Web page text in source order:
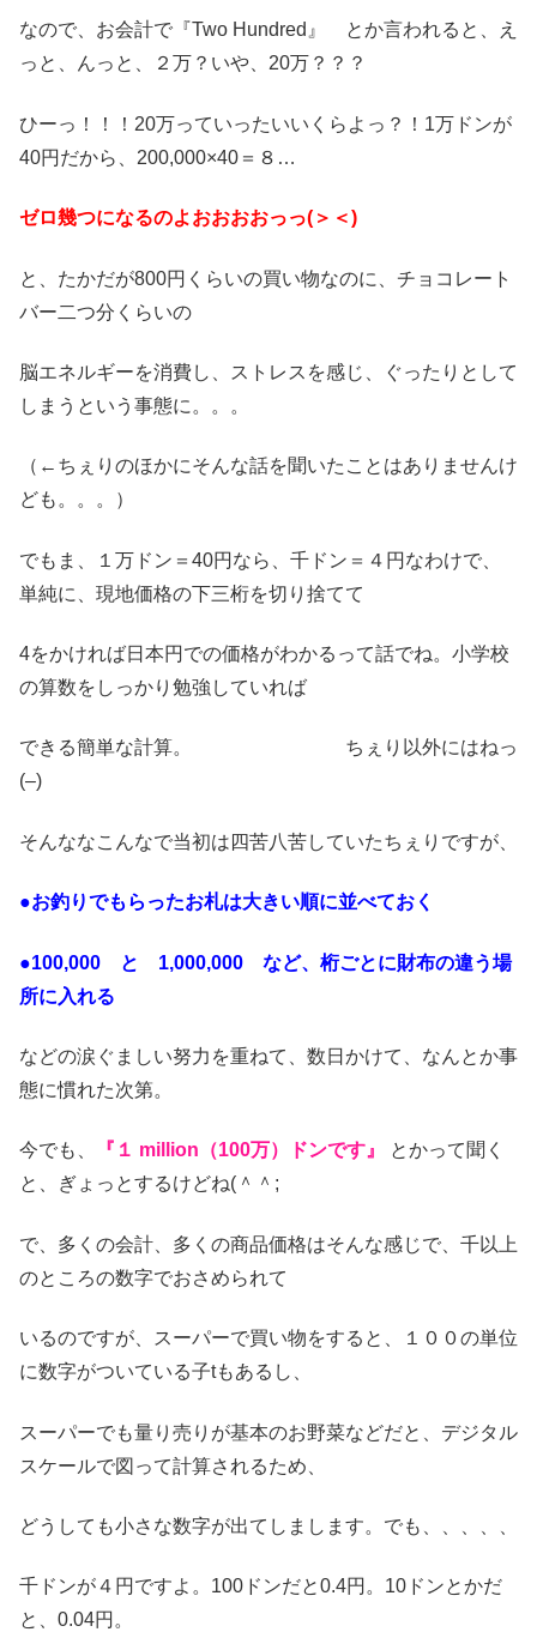
なので、お会計で『Two Hundred』 とか言われると、え
っと、んっと、２万？いや、20万？？？
ひーっ！！！20万っていったいいくらよっ？！1万ドンが
40円だから、200,000×40＝８…
ゼロ幾つになるのよおおおおっっ(＞＜)
と、たかだが800円くらいの買い物なのに、チョコレート
バー二つ分くらいの
脳エネルギーを消費し、ストレスを感じ、ぐったりとして
しまうという事態に。。。
（←ちぇりのほかにそんな話を聞いたことはありませんけ
ども。。。）
でもま、１万ドン＝40円なら、千ドン＝４円なわけで、
単純に、現地価格の下三桁を切り捨てて
4をかければ日本円での価格がわかるって話でね。小学校
の算数をしっかり勉強していれば
できる簡単な計算。 ちぇり以外にはねっ
(–)
そんななこんなで当初は四苦八苦していたちぇりですが、
●お釣りでもらったお札は大きい順に並べておく
●100,000 と 1,000,000 など、桁ごとに財布の違う場
所に入れる
などの涙ぐましい努力を重ねて、数日かけて、なんとか事
態に慣れた次第。
今でも、 『１ million（100万）ドンです』
とかって聞く
と、ぎょっとするけどね(＾＾;
で、多くの会計、多くの商品価格はそんな感じで、千以上
のところの数字でおさめられて
いるのですが、スーパーで買い物をすると、１００の単位
に数字がついている子tもあるし、
スーパーでも量り売りが基本のお野菜などだと、デジタル
スケールで図って計算されるため、
どうしても小さな数字が出てしまします。でも、、、、、
千ドンが４円ですよ。100ドンだと0.4円。10ドンとかだ
と、0.04円。